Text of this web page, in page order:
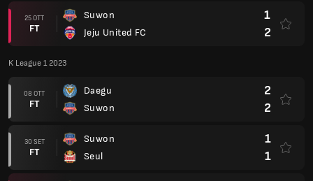
25 OTT
FT
Suwon
Jeju United FC
1
2
K League 1 2023
08 OTT
FT
Daegu
Suwon
2
2
30 SET
FT
Suwon
Seul
1
1